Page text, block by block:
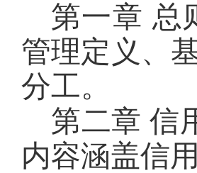
第一章 总
管理定义、
分工。
第二章 信
内容涵盖信